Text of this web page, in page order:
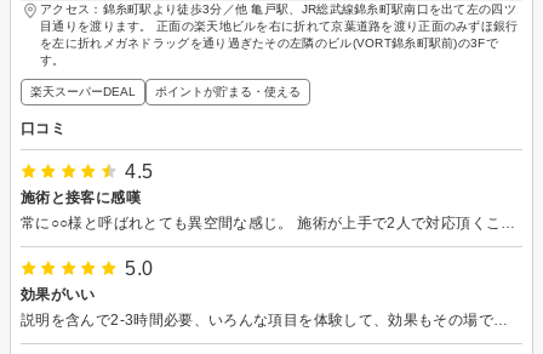
アクセス：錦糸町駅より徒歩3分／他 亀戸駅、JR総武線錦糸町駅南口を出て左の四ツ
目通りを渡ります。 正面の楽天地ビルを右に折れて京葉道路を渡り正面のみずほ銀行
を左に折れメガネドラッグを通り過ぎたその左隣のビル(VORT錦糸町駅前)の3Fで
す。
楽天スーパーDEAL ポイントが貯まる・使える
口コミ
4.5
施術と接客に感嘆
5.0
効果がいい
説明を含んで2-3時間必要、いろんな項目を体験して、効果もその場でわかるほどいいです。